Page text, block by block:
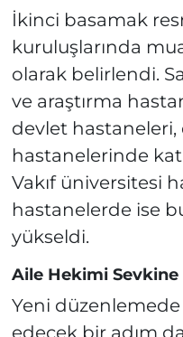
İkinci basamak
kuruluşlarında
olarak belirlendi.
ve araştırma
devlet
hastanelerinde
Vakıf üniversitesi
hastanelerde ise
yükseldi.
Aile Hekimi
Yeni